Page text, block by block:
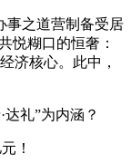
事之道营制备受居
悦糊口的恒奢：
济核心。此中，
礼”为内涵？
！